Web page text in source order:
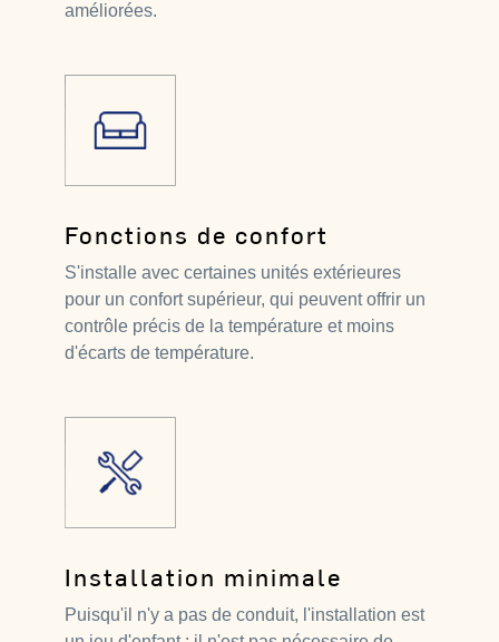
améliorées.
Fonctions de confort
S'installe avec certaines unités extérieures
pour un confort supérieur, qui peuvent offrir un
contrôle précis de la température et moins
d'écarts de température.
Installation minimale
Puisqu'il n'y a pas de conduit, l'installation est